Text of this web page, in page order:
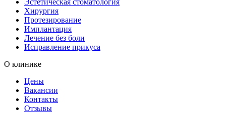
Хирургия
Протезирование
Имплантация
Лечение без боли
Исправление прикуса
О клинике
Цены
Вакансии
Контакты
Отзывы